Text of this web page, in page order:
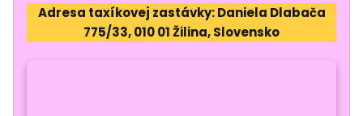
Adresa taxíkovej zastávky: Daniela Dlabača
775/33, 010 01 Žilina, Slovensko